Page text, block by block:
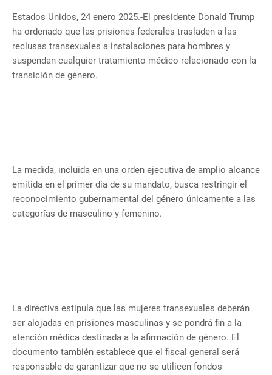
Estados Unidos, 24 enero 2025.-El presidente Donald Trump
ha ordenado que las prisiones federales trasladen a las
reclusas transexuales a instalaciones para hombres y
suspendan cualquier tratamiento médico relacionado con la
transición de género.
La medida, incluida en una orden ejecutiva de amplio alcance
emitida en el primer día de su mandato, busca restringir el
reconocimiento gubernamental del género únicamente a las
categorías de masculino y femenino.
La directiva estipula que las mujeres transexuales deberán
ser alojadas en prisiones masculinas y se pondrá fin a la
atención médica destinada a la afirmación de género. El
documento también establece que el fiscal general será
responsable de garantizar que no se utilicen fondos